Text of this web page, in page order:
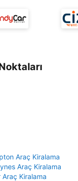
Araç Kiralama
Araç Kiralama
Araç Kiralama